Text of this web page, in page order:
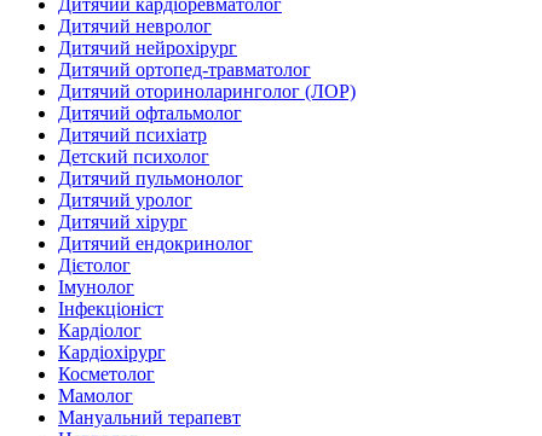
Дитячий невролог
Дитячий нейрохірург
Дитячий ортопед-травматолог
Дитячий оториноларинголог (ЛОР)
Дитячий офтальмолог
Дитячий психіатр
Детский психолог
Дитячий пульмонолог
Дитячий уролог
Дитячий хірург
Дитячий ендокринолог
Дієтолог
Імунолог
Інфекціоніст
Кардіолог
Кардіохірург
Косметолог
Мамолог
Мануальний терапевт